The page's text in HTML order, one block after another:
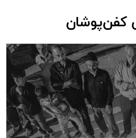
کفن‌پوشان